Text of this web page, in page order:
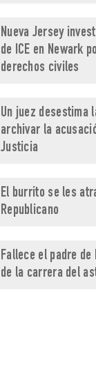
Nueva Jersey
de ICE en Newark
derechos civiles
Un juez desestima
archivar la
Justicia
El burrito se les
Republicano
Fallece el padre
de la carrera del